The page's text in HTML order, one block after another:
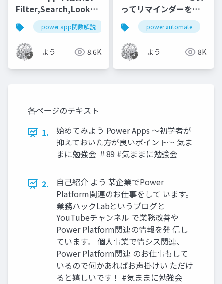
Filter,Search,Lookup
関数～power app関数解説 power apps power
よう 8.6K
ってリマインダーを効
率化したお話power automate
よう 8K
各ページのテキスト
1.
始めてみよう Power Apps ～初学者が
抑えておいた方が良いポイント～ 気ま
まに勉強会 ＃89 #気ままに勉強会
2.
自己紹介 よう 某企業でPower
Platform関連のお仕事をして います。
業務ハックLabというブログと
YouTubeチャンネル で業務改善や
Power Platform関連の情報を発 信し
ています。 個人事業で情シス関連、
Power Platform関連 のお仕事もして
いるので何かあればお声掛けい ただけ
ると嬉しいです！ #気ままに勉強会